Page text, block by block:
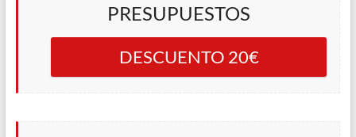
PRESUPUESTOS
DESCUENTO 20€